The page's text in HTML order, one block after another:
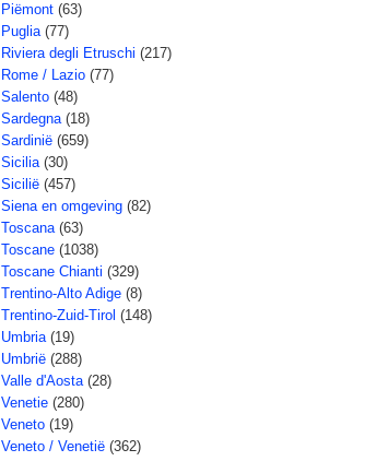
Piëmont (63)
Puglia (77)
Riviera degli Etruschi (217)
Rome / Lazio (77)
Salento (48)
Sardegna (18)
Sardinië (659)
Sicilia (30)
Sicilië (457)
Siena en omgeving (82)
Toscana (63)
Toscane (1038)
Toscane Chianti (329)
Trentino-Alto Adige (8)
Trentino-Zuid-Tirol (148)
Umbria (19)
Umbrië (288)
Valle d'Aosta (28)
Venetie (280)
Veneto (19)
Veneto / Venetië (362)